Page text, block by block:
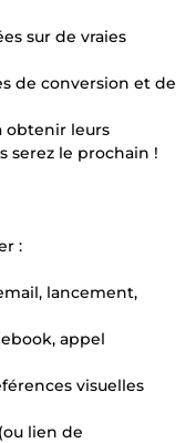
sur de vraies
de conversion et de
obtenir leurs
serez le prochain !
:
lancement,
appel
visuelles
lien de